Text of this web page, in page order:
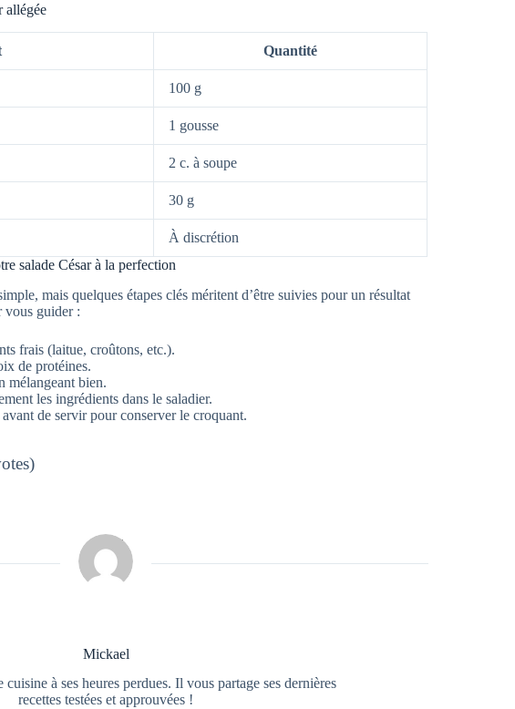
allégée
Quantité
100 g
1 gousse
2 c. à soupe
30 g
À discrétion
salade César à la perfection
mais quelques étapes clés méritent d’être suivies pour un résultat
vous guider :
frais (laitue, croûtons, etc.).
de protéines.
mélangeant bien.
les ingrédients dans le saladier.
de servir pour conserver le croquant.
Mickael
à ses heures perdues. Il vous partage ses dernières
recettes testées et approuvées !